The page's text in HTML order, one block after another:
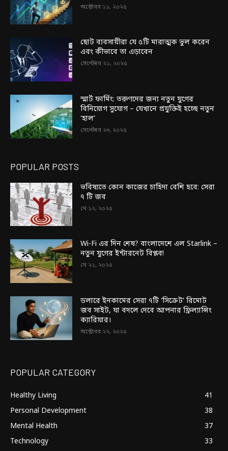
অক্টোবর ১১, ২০২৫
ছোট ব্যবসায়ীরা যে ৫টি মারাত্মক ভুল করেন
এবং কীভাবে তা এড়াবেন
সেপ্টেম্বর ২১, ২০২৫
স্মার্ট ফার্মিং: তরুণদের জন্য নতুন যুগের
বিনিয়োগ সুযোগ – যেখানে প্রযুক্তিই হচ্ছে নতুন
‘হাল’
সেপ্টেম্বর ২৩, ২০২৫
POPULAR POSTS
ভবিষ্যতে কোন কাজের চাহিদা বেশি হবে: সেরা
৭ টি জব
মে ১২, ২০২৫
Wi-Fi এর দিন শেষ? বাংলাদেশে এল Starlink –
নতুন যুগের ইন্টারনেট বিপ্লব!
মে ২১, ২০২৫
ডলারে ইনকামের সেরা ৭টি ‘সিক্রেট’ রিমোট
জব সাইট, যা বদলে দেবে আপনার ফ্রিল্যান্সিং
ক্যারিয়ার।
অক্টোবর ২২, ২০২৫
POPULAR CATEGORY
Healthy Living
41
Personal Development
38
Mental Health
37
Technology
33